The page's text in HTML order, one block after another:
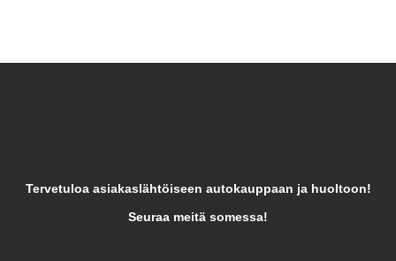
Tervetuloa asiakaslähtöiseen autokauppaan ja huoltoon!
Seuraa meitä somessa!